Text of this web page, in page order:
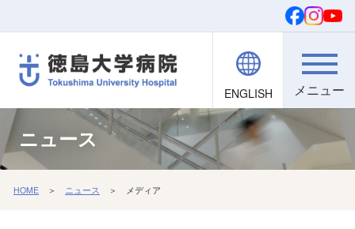
ご寄付
ENGLISH 検索
院内職員向け
文字・背景
ニュース
HOME ＞ ニュース ＞ メディア